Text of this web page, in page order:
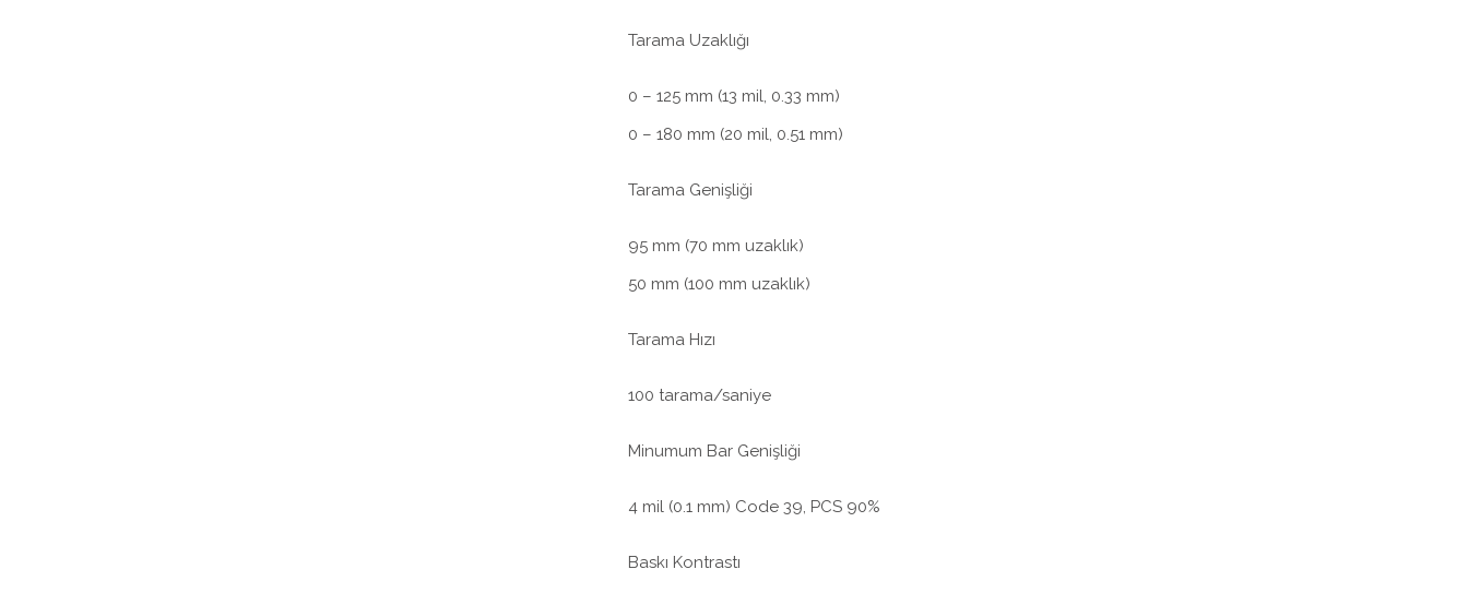
Tarama Uzaklığı
0 – 125 mm (13 mil, 0.33 mm)
0 – 180 mm (20 mil, 0.51 mm)
Tarama Genişliği
95 mm (70 mm uzaklık)
50 mm (100 mm uzaklık)
Tarama Hızı
100 tarama/saniye
Minumum Bar Genişliği
4 mil (0.1 mm) Code 39, PCS 90%
Baskı Kontrastı